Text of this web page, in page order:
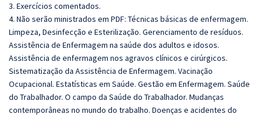
3. Exercícios comentados.
4. Não serão ministrados em PDF: Técnicas básicas de enfermagem.
Limpeza, Desinfecção e Esterilização. Gerenciamento de resíduos.
Assistência de Enfermagem na saúde dos adultos e idosos.
Assistência de enfermagem nos agravos clínicos e cirúrgicos.
Sistematização da Assistência de Enfermagem. Vacinação
Ocupacional. Estatísticas em Saúde. Gestão em Enfermagem. Saúde
do Trabalhador. O campo da Saúde do Trabalhador. Mudanças
contemporâneas no mundo do trabalho. Doenças e acidentes do